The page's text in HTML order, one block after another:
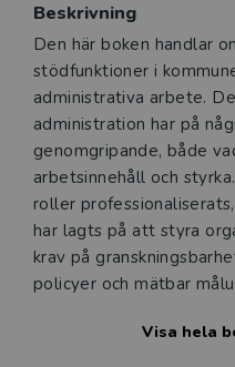
Beskrivning
Beskrivning
Den här boken handlar
stödfunktioner i
administrativa arbete.
administration har på
genomgripande, både
arbetsinnehåll och
roller
har lagts på att styra
krav på
policyer och mätbar
den här boken redogör
Visa hela